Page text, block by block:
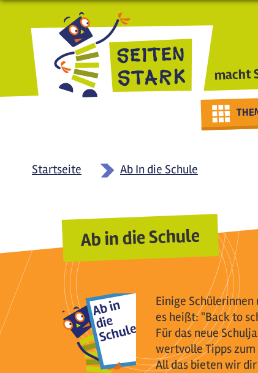
Direkt zum Inhalt
macht
Startseite Ab In die Schule
Ab in die Schule
Einige
es heißt: "Back to
Für das neue
wertvolle Tipps
All das bieten wir